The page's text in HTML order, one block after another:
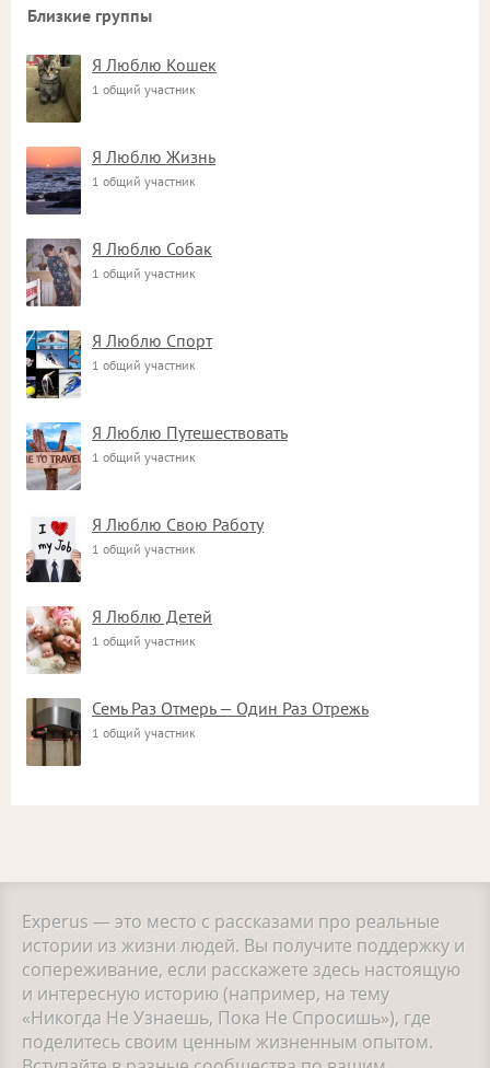
Близкие группы
Я Люблю Кошек
1 общий участник
Я Люблю Жизнь
1 общий участник
Я Люблю Собак
1 общий участник
Я Люблю Спорт
1 общий участник
Я Люблю Путешествовать
1 общий участник
Я Люблю Свою Работу
1 общий участник
Я Люблю Детей
1 общий участник
Семь Раз Отмерь — Один Раз Отрежь
1 общий участник
Experus — это место с рассказами про реальные
истории из жизни людей. Вы получите поддержку и
сопереживание, если расскажете здесь настоящую
и интересную историю (например, на тему
«Никогда Не Узнаешь, Пока Не Спросишь»), где
поделитесь своим ценным жизненным опытом.